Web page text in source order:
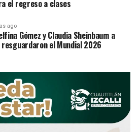
de agua en Naucalpan
Cero Noticias
el regreso a clases
ago
Gómez y Claudia Sheinbaum a
el Mundial 2026